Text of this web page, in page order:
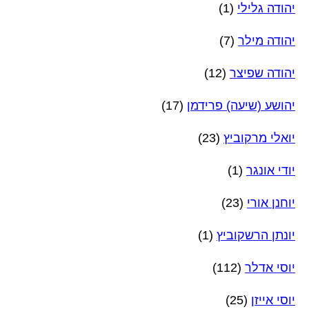
יהודה גלילי (1)
יהודה מילר (7)
יהודה שפיצר (12)
יהושע (שיעה) פרידמן (17)
יואלי מרקוביץ (23)
יודי אונגר (1)
יוחנן אורי (23)
יונתן הרשקוביץ (1)
יוסי אדלר (112)
יוסי אייזן (25)